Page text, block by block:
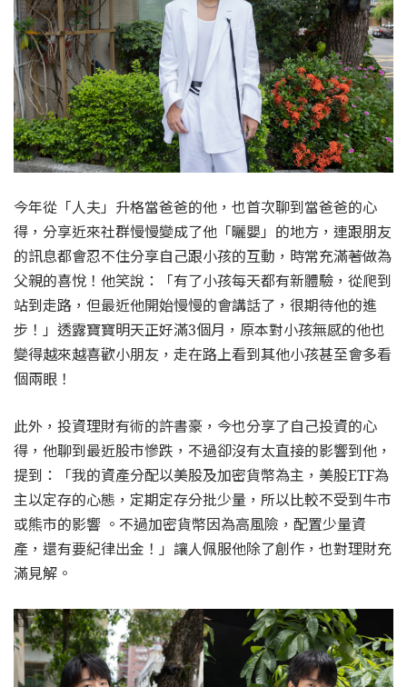
今年從「人夫」升格當爸爸的他，也首次聊到當爸爸的心
得，分享近來社群慢慢變成了他「曬嬰」的地方，連跟朋友
的訊息都會忍不住分享自己跟小孩的互動，時常充滿著做為
父親的喜悅！他笑說：「有了小孩每天都有新體驗，從爬到
站到走路，但最近他開始慢慢的會講話了，很期待他的進
步！」透露寶寶明天正好滿3個月，原本對小孩無感的他也
變得越來越喜歡小朋友，走在路上看到其他小孩甚至會多看
個兩眼！
此外，投資理財有術的許書豪，今也分享了自己投資的心
得，他聊到最近股市慘跌，不過卻沒有太直接的影響到他，
提到：「我的資產分配以美股及加密貨幣為主，美股ETF為
主以定存的心態，定期定存分批少量，所以比較不受到牛市
或熊市的影響 。不過加密貨幣因為高風險，配置少量資
產，還有要紀律出金！」讓人佩服他除了創作，也對理財充
滿見解。